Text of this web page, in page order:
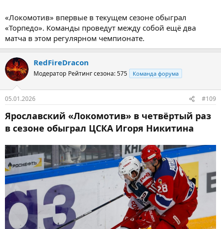
«Локомотив» впервые в текущем сезоне обыграл
«Торпедо». Команды проведут между собой ещё два
матча в этом регулярном чемпионате.
RedFireDracon
Модератор Рейтинг сезона: 575 Команда форума
05.01.2026 #109
Ярославский «Локомотив» в четвёртый раз
в сезоне обыграл ЦСКА Игоря Никитина